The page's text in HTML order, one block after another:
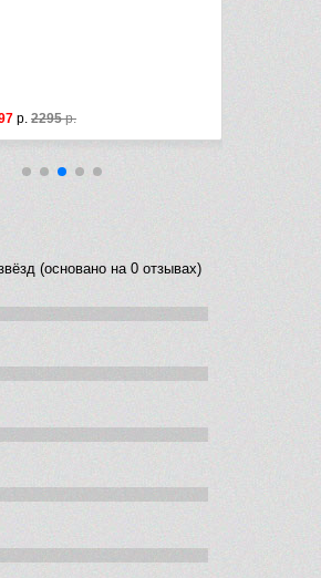
р. 2295р.
(основано на 0 отзывах)